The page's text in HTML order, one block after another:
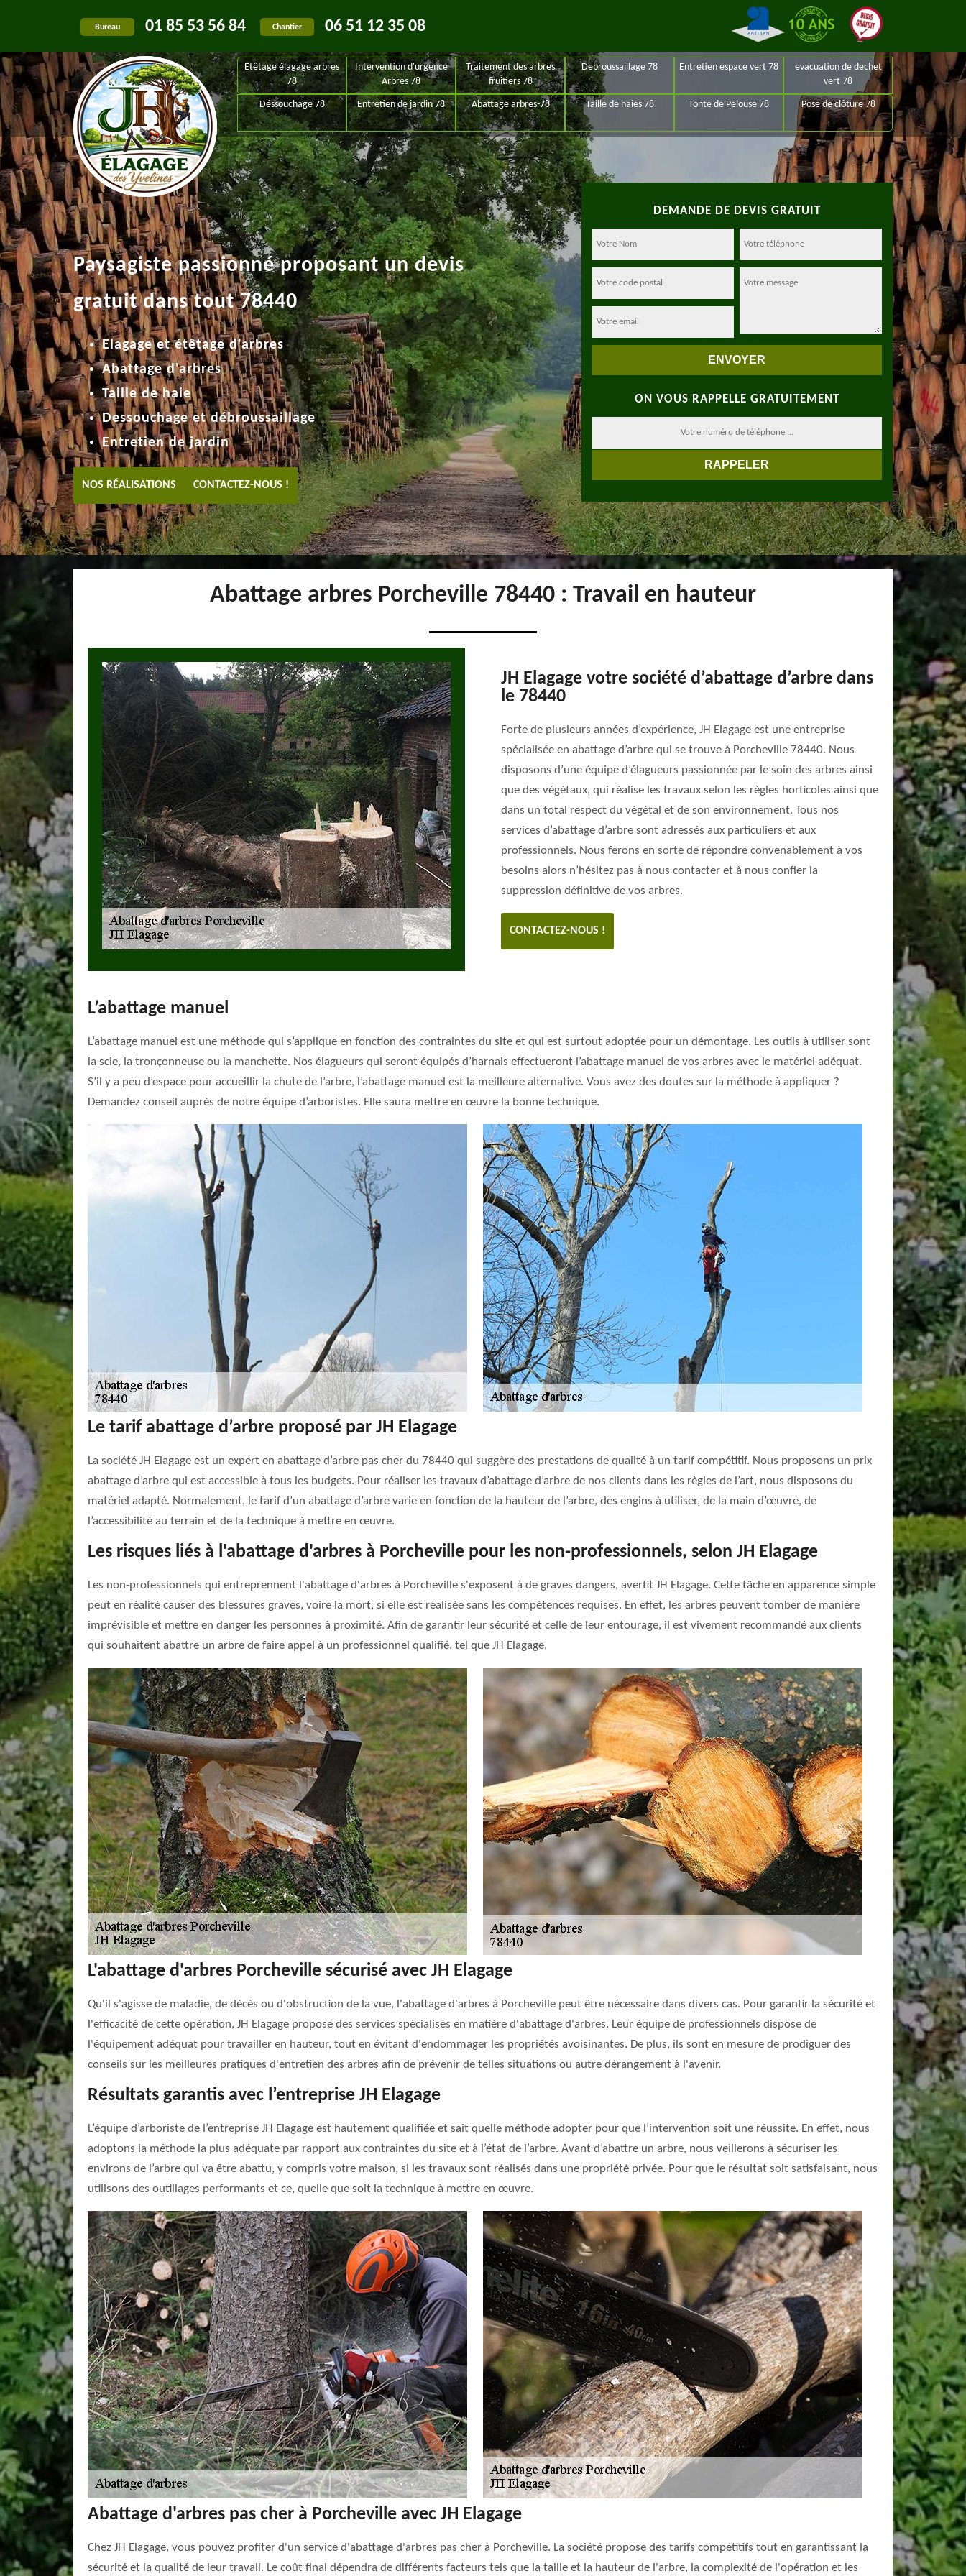
Bureau 01 85 53 56 84 Chantier 06 51 12 35 08
Etêtage élagage arbres
78
Intervention d'urgence
Arbres 78
Traitement des arbres
fruitiers 78
Debroussaillage 78 Entretien espace vert 78
evacuation de dechet
vert 78
Déssouchage 78 Entretien de jardin 78 Abattage arbres-78 Taille de haies 78 Tonte de Pelouse 78 Pose de clôture 78
DEMANDE DE DEVIS GRATUIT
ON VOUS RAPPELLE GRATUITEMENT
Paysagiste passionné proposant un devis
gratuit dans tout 78440
Elagage et étêtage d'arbres
Abattage d'arbres
Taille de haie
Dessouchage et débroussaillage
Entretien de jardin
NOS RÉALISATIONS CONTACTEZ-NOUS !
Abattage arbres Porcheville 78440 : Travail en hauteur
JH Elagage votre société d’abattage d’arbre dans
le 78440
Forte de plusieurs années d’expérience, JH Elagage est une entreprise
spécialisée en abattage d’arbre qui se trouve à Porcheville 78440. Nous
disposons d’une équipe d’élagueurs passionnée par le soin des arbres ainsi
que des végétaux, qui réalise les travaux selon les règles horticoles ainsi que
dans un total respect du végétal et de son environnement. Tous nos
services d’abattage d’arbre sont adressés aux particuliers et aux
professionnels. Nous ferons en sorte de répondre convenablement à vos
besoins alors n’hésitez pas à nous contacter et à nous confier la
suppression définitive de vos arbres.
CONTACTEZ-NOUS !
L’abattage manuel
L’abattage manuel est une méthode qui s’applique en fonction des contraintes du site et qui est surtout adoptée pour un démontage. Les outils à utiliser sont
la scie, la tronçonneuse ou la manchette. Nos élagueurs qui seront équipés d’harnais effectueront l’abattage manuel de vos arbres avec le matériel adéquat.
S’il y a peu d’espace pour accueillir la chute de l’arbre, l’abattage manuel est la meilleure alternative. Vous avez des doutes sur la méthode à appliquer ?
Demandez conseil auprès de notre équipe d’arboristes. Elle saura mettre en œuvre la bonne technique.
Le tarif abattage d’arbre proposé par JH Elagage
La société JH Elagage est un expert en abattage d’arbre pas cher du 78440 qui suggère des prestations de qualité à un tarif compétitif. Nous proposons un prix
abattage d’arbre qui est accessible à tous les budgets. Pour réaliser les travaux d’abattage d’arbre de nos clients dans les règles de l’art, nous disposons du
matériel adapté. Normalement, le tarif d’un abattage d’arbre varie en fonction de la hauteur de l’arbre, des engins à utiliser, de la main d’œuvre, de
l’accessibilité au terrain et de la technique à mettre en œuvre.
Les risques liés à l'abattage d'arbres à Porcheville pour les non-professionnels, selon JH Elagage
Les non-professionnels qui entreprennent l'abattage d'arbres à Porcheville s'exposent à de graves dangers, avertit JH Elagage. Cette tâche en apparence simple
peut en réalité causer des blessures graves, voire la mort, si elle est réalisée sans les compétences requises. En effet, les arbres peuvent tomber de manière
imprévisible et mettre en danger les personnes à proximité. Afin de garantir leur sécurité et celle de leur entourage, il est vivement recommandé aux clients
qui souhaitent abattre un arbre de faire appel à un professionnel qualifié, tel que JH Elagage.
L'abattage d'arbres Porcheville sécurisé avec JH Elagage
Qu'il s'agisse de maladie, de décès ou d'obstruction de la vue, l'abattage d'arbres à Porcheville peut être nécessaire dans divers cas. Pour garantir la sécurité et
l'efficacité de cette opération, JH Elagage propose des services spécialisés en matière d'abattage d'arbres. Leur équipe de professionnels dispose de
l'équipement adéquat pour travailler en hauteur, tout en évitant d'endommager les propriétés avoisinantes. De plus, ils sont en mesure de prodiguer des
conseils sur les meilleures pratiques d'entretien des arbres afin de prévenir de telles situations ou autre dérangement à l'avenir.
Résultats garantis avec l’entreprise JH Elagage
L’équipe d’arboriste de l’entreprise JH Elagage est hautement qualifiée et sait quelle méthode adopter pour que l’intervention soit une réussite. En effet, nous
adoptons la méthode la plus adéquate par rapport aux contraintes du site et à l’état de l’arbre. Avant d’abattre un arbre, nous veillerons à sécuriser les
environs de l’arbre qui va être abattu, y compris votre maison, si les travaux sont réalisés dans une propriété privée. Pour que le résultat soit satisfaisant, nous
utilisons des outillages performants et ce, quelle que soit la technique à mettre en œuvre.
Abattage d'arbres pas cher à Porcheville avec JH Elagage
Chez JH Elagage, vous pouvez profiter d'un service d'abattage d'arbres pas cher à Porcheville. La société propose des tarifs compétitifs tout en garantissant la
sécurité et la qualité de leur travail. Le coût final dépendra de différents facteurs tels que la taille et la hauteur de l'arbre, la complexité de l'opération et les